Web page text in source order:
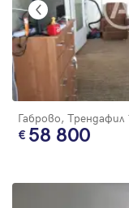
Габрово, Трендафил
58 800